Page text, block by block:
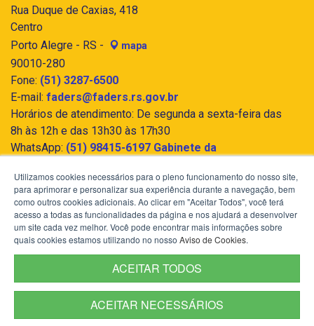
Rua Duque de Caxias, 418
Centro
Porto Alegre - RS -
mapa
90010-280
Fone: (51) 3287-6500
E-mail: faders@faders.rs.gov.br
Horários de atendimento: De segunda a sexta-feira das
8h às 12h e das 13h30 às 17h30
WhatsApp: (51) 98415-6197 Gabinete da
Termos de Uso
Utilizamos cookies necessários para o pleno funcionamento do nosso site,
para aprimorar e personalizar sua experiência durante a navegação, bem
como outros cookies adicionais. Ao clicar em "Aceitar Todos", você terá
acesso a todas as funcionalidades da página e nos ajudará a desenvolver
um site cada vez melhor. Você pode encontrar mais informações sobre
quais cookies estamos utilizando no nosso Aviso de Cookies.
ACEITAR TODOS
ACEITAR NECESSÁRIOS